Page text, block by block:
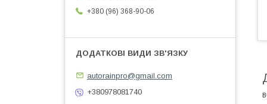
+380 (96) 368-90-06
autorainpro@gmail.com
+380978081740